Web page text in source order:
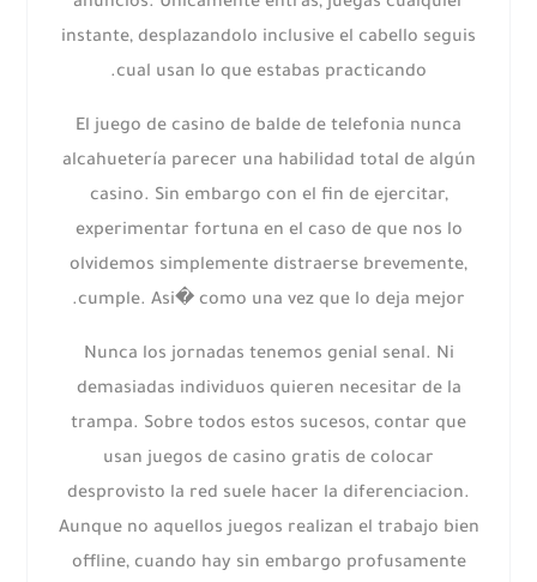
instante, desplazandolo inclusive el cabello seguis
cual usan lo que estabas practicando.
El juego de casino de balde de telefonia nunca
alcahuetería parecer una habilidad total de algún
casino. Sin embargo con el fin de ejercitar,
experimentar fortuna en el caso de que nos lo
olvidemos simplemente distraerse brevemente,
cumple. Asi� como una vez que lo deja mejor.
Nunca los jornadas tenemos genial senal. Ni
demasiadas individuos quieren necesitar de la
trampa. Sobre todos estos sucesos, contar que
usan juegos de casino gratis de colocar
desprovisto la red suele hacer la diferenciacion.
Aunque no aquellos juegos realizan el trabajo bien
offline, cuando hay sin embargo profusamente